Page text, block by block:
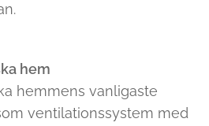
hem
hemmens vanligaste
ventilationssystem med